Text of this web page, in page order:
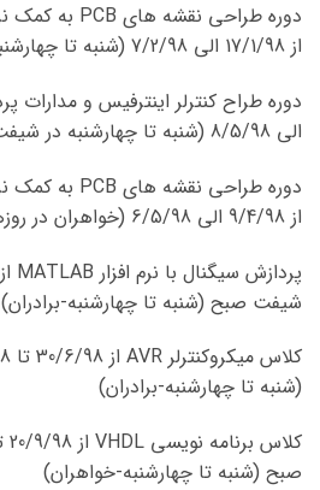
از 17/1/98 الی 7/2/98 (شنبه تا چهارشنبه در شیفت صبح)
الی 8/5/98 (شنبه تا چهارشنبه در شیفت صبح)
از 9/4/98 الی 6/5/98 (خواهران در روزهای فرد)
شیفت صبح (شنبه تا چهارشنبه-برادران)
(شنبه تا چهارشنبه-برادران)
صبح (شنبه تا چهارشنبه-خواهران)